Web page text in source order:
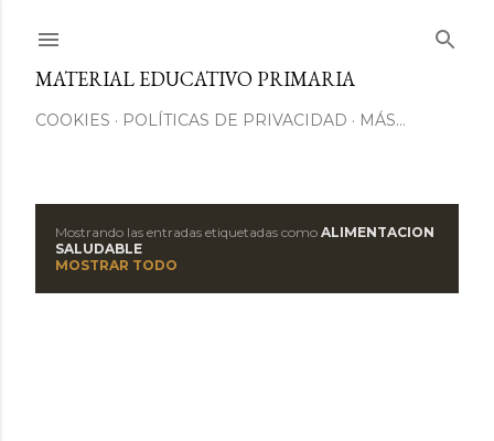
MATERIAL EDUCATIVO PRIMARIA
COOKIES POLÍTICAS DE PRIVACIDAD MÁS…
n
Mostrando las entradas etiquetadas como ALIMENTACION
SALUDABLE
MOSTRAR TODO